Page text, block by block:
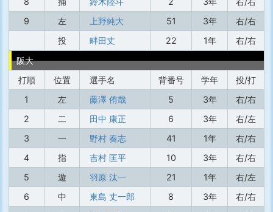
9
左 上野純大 51 3年
右/右
投
畔田丈 22 1年
右/右
阪大
打順
位置 選手名 背番号 学年
投/打
1
左 藤澤 侑哉 5 3年
右/右
2
二 田中 康正 6 3年
右/左
3
一 野村 奏志 41 1年
右/右
4
指 吉村 匡平 10 3年
右/右
5
遊 羽原 汰一 21 1年
右/左
6
中 東島 丈一郎 8 3年
右/右